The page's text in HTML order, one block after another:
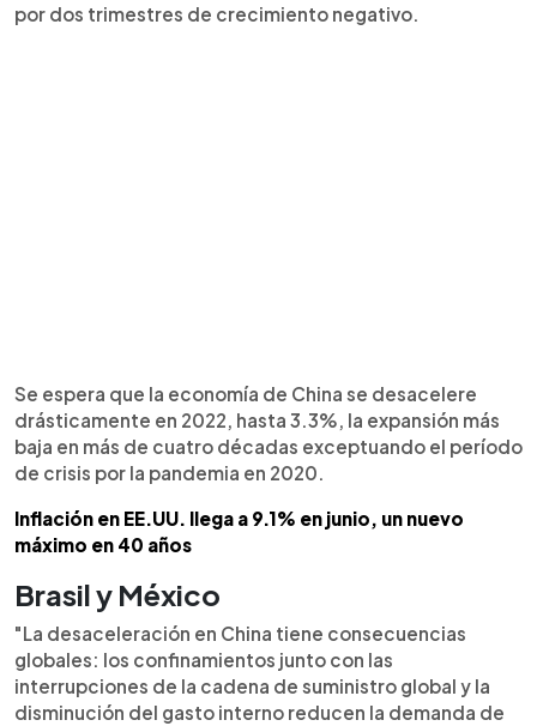
por dos trimestres de crecimiento negativo.
Se espera que la economía de China se desacelere
drásticamente en 2022, hasta 3.3%, la expansión más
baja en más de cuatro décadas exceptuando el período
de crisis por la pandemia en 2020.
Inflación en EE.UU. llega a 9.1% en junio, un nuevo
máximo en 40 años
Brasil y México
"La desaceleración en China tiene consecuencias
globales: los confinamientos junto con las
interrupciones de la cadena de suministro global y la
disminución del gasto interno reducen la demanda de